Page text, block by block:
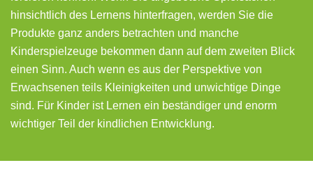
hinsichtlich des Lernens hinterfragen, werden Sie die
Produkte ganz anders betrachten und manche
Kinderspielzeuge bekommen dann auf dem zweiten Blick
einen Sinn. Auch wenn es aus der Perspektive von
Erwachsenen teils Kleinigkeiten und unwichtige Dinge
sind. Für Kinder ist Lernen ein beständiger und enorm
wichtiger Teil der kindlichen Entwicklung.